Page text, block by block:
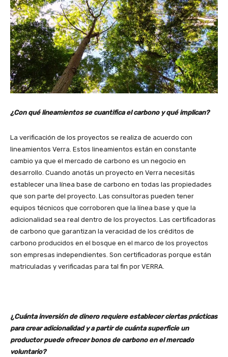
¿Con qué lineamientos se cuantifica el carbono y qué implican?
La verificación de los proyectos se realiza de acuerdo con
lineamientos Verra. Estos lineamientos están en constante
cambio ya que el mercado de carbono es un negocio en
desarrollo. Cuando anotás un proyecto en Verra necesitás
establecer una línea base de carbono en todas las propiedades
que son parte del proyecto. Las consultoras pueden tener
equipos técnicos que corroboren que la línea base y que la
adicionalidad sea real dentro de los proyectos. Las certificadoras
de carbono que garantizan la veracidad de los créditos de
carbono producidos en el bosque en el marco de los proyectos
son empresas independientes. Son certificadoras porque están
matriculadas y verificadas para tal fin por VERRA.
¿Cuánta inversión de dinero requiere establecer ciertas prácticas
para crear adicionalidad y a partir de cuánta superficie un
productor puede ofrecer bonos de carbono en el mercado
voluntario?